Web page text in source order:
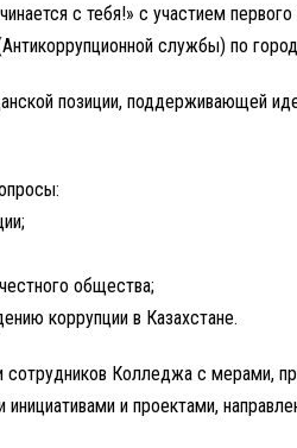
с тебя!» с участием
службы) по
позиции, поддерживающей
общества;
коррупции в Казахстане.
Колледжа с мерами,
и проектами,